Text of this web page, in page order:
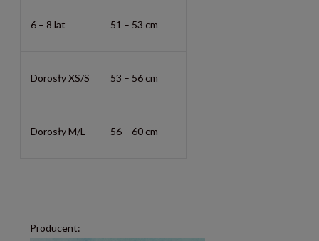
6 – 8 lat 51 – 53 cm
Dorosły XS/S 53 – 56 cm
Dorosły M/L 56 – 60 cm
Producent: